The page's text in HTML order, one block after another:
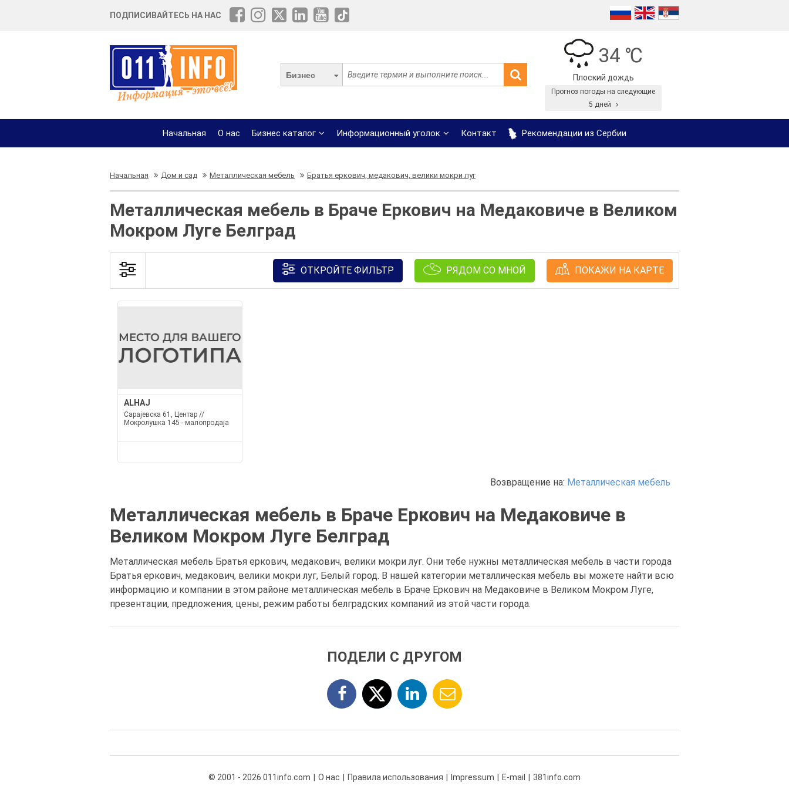
ПОДПИСИВАЙТЕСЬ НА НАС
Бизнес
34 ℃
Плоский дождь
Прогноз погоды на следующие
5 дней
Начальная О нас Бизнес каталог Информационный уголок Контакт Рекомендации из Сербии
Начальная Дом и сад Металлическая мебель Братья еркович, медакович, велики мокри луг
Металлическая мебель в Браче Еркович на Медаковиче в Великом
Мокром Луге Белград
ОТКРОЙТЕ ФИЛЬТР РЯДОМ СО МНОЙ ПОКАЖИ НА КАРТЕ
ALHAJ
Сарајевска 61, Центар //
Мокролушка 145 - малопродаја
Возвращение на: Металлическая мебель
Металлическая мебель в Браче Еркович на Медаковиче в
Великом Мокром Луге Белград
Металлическая мебель Братья еркович, медакович, велики мокри луг. Они тебе нужны металлическая мебель в части города
Братья еркович, медакович, велики мокри луг, Белый город. В нашей категории металлическая мебель вы можете найти всю
информацию и компании в этом районе металлическая мебель в Браче Еркович на Медаковиче в Великом Мокром Луге,
презентации, предложения, цены, режим работы белградских компаний из этой части города.
ПОДЕЛИ С ДРУГОМ
© 2001 - 2026 011info.com О нас Правила использования Impressum E-mail 381info.com